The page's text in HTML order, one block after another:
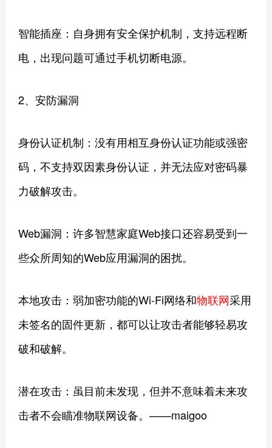
智能插座：自身拥有安全保护机制，支持远程断
电，出现问题可通过手机切断电源。
2、安防漏洞
身份认证机制：没有用相互身份认证功能或强密
码，不支持双因素身份认证，并无法应对密码暴
力破解攻击。
Web漏洞：许多智慧家庭Web接口还容易受到一
些众所周知的Web应用漏洞的困扰。
本地攻击：弱加密功能的Wi-Fi网络和物联网采用
未签名的固件更新，都可以让攻击者能够轻易攻
破和破解。
潜在攻击：虽目前未发现，但并不意味着未来攻
击者不会瞄准物联网设备。——maigoo